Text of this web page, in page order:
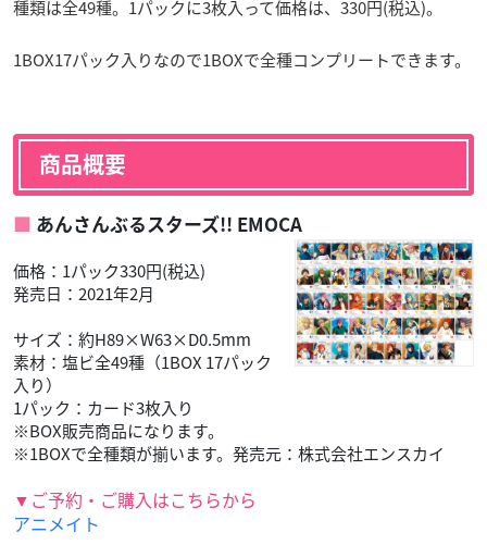
種類は全49種。1パックに3枚入って価格は、330円(税込)。
1BOX17パック入りなので1BOXで全種コンプリートできます。
商品概要
あんさんぶるスターズ!! EMOCA
価格：1パック330円(税込)
発売日：2021年2月
サイズ：約H89×W63×D0.5mm
素材：塩ビ全49種（1BOX 17パック
入り）
1パック：カード3枚入り
※BOX販売商品になります。
※1BOXで全種類が揃います。発売元：株式会社エンスカイ
▼ご予約・ご購入はこちらから
アニメイト